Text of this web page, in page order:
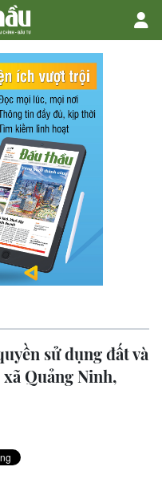
sử dụng đất và
Quảng Ninh,